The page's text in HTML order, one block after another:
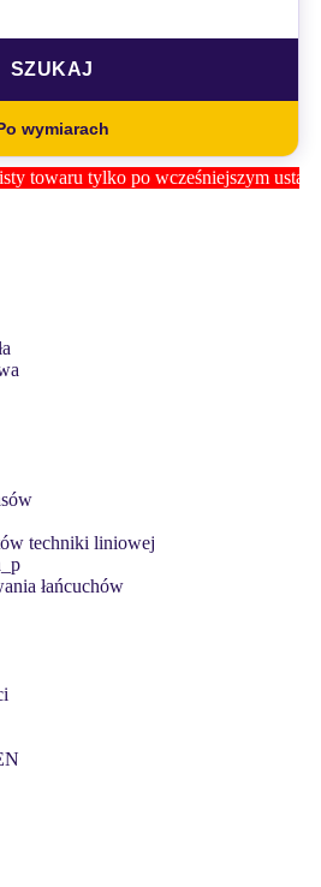
wymiarach
tylko po wcześniejszym ustaleniu
techniki liniowej
łańcuchów